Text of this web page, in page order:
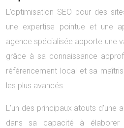
L’optimisation SEO pour des
une expertise pointue et une
agence spécialisée apporte une
grâce à sa connaissance
référencement local et sa
les plus avancés.
L’un des principaux atouts d’une
dans sa capacité à élaborer